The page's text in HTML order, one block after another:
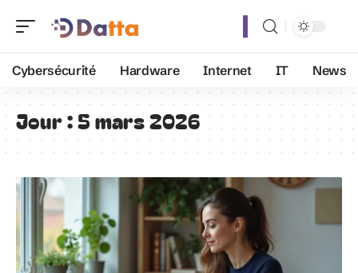
Cybersécurité Hardware Internet IT News
Jour :5 mars 2026